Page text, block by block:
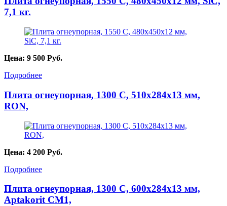
7,1 кг.
Цена: 9 500 Руб.
Подробнее
Плита огнеупорная, 1300 С, 510х284х13 мм,
RON,
Цена: 4 200 Руб.
Подробнее
Плита огнеупорная, 1300 С, 600х284х13 мм,
Aptakorit CM1,